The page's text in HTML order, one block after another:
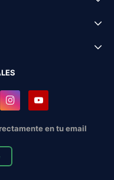
en tu email